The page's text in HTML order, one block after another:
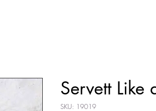
Servett Like
SKU: 19019